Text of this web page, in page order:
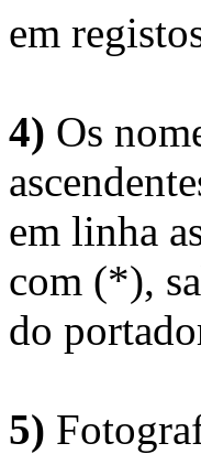
em
4) Os
em linha
com (*),
do
5)